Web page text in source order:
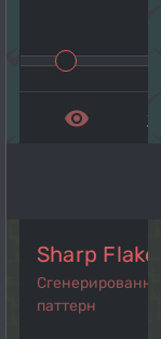
remove_red_eye
Sharp
паттерн